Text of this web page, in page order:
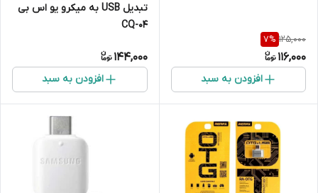
125,000
7%
116,000
افزودن به سبد
تبدیل USB به میکرو یو اس بی
CQ-04
144,000
افزودن به سبد